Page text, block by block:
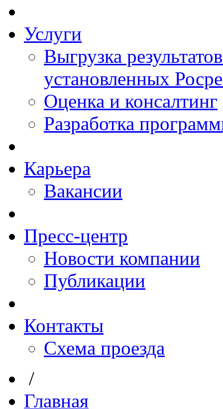
Услуги
Выгрузка
установленных
Оценка и консалтинг
Разработка
Карьера
Вакансии
Пресс-центр
Новости компании
Публикации
Контакты
Схема проезда
/
Главная